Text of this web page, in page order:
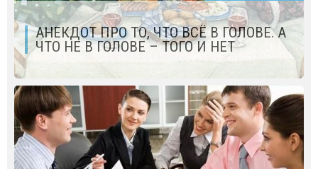
АНЕКДОТ ПРО ТО, ЧТО ВСЁ В ГОЛОВЕ. А
ЧТО НЕ В ГОЛОВЕ – ТОГО И НЕТ